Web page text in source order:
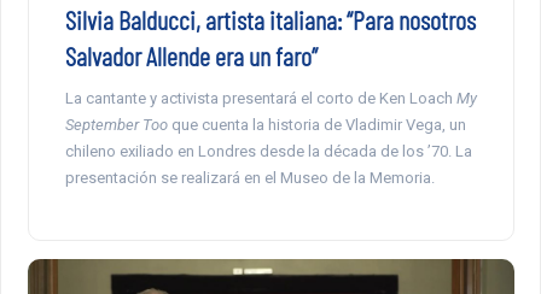
Silvia Balducci, artista italiana: “Para nosotros
Salvador Allende era un faro”
La cantante y activista presentará el corto de Ken Loach My
September Too que cuenta la historia de Vladimir Vega, un
chileno exiliado en Londres desde la década de los ’70. La
presentación se realizará en el Museo de la Memoria.